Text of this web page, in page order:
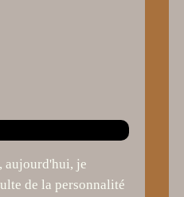
aujourd'hui, je
de la personnalité